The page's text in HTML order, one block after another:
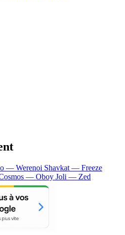
— Werenoi Shavkat — Freeze
— Oboy Joli — Zed